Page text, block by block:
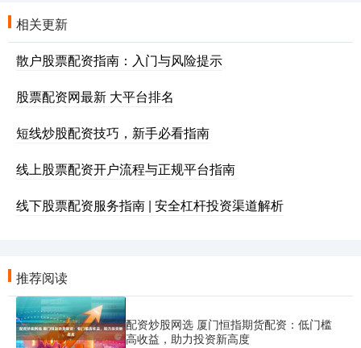
相关更新
散户股票配资指南：入门与风险提示
股票配资网最新 大平台排名
短线炒股配资技巧，新手必看指南
线上股票配资开户流程与正规平台指南
线下股票配资服务指南 | 安全杠杆投资渠道解析
推荐阅读
配资炒股网选 厦门恒指期货配资：低门槛
高收益，助力投资新高度